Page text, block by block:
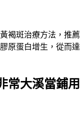
褐斑治療方法，推薦
原蛋白增生，從而達
常大溪當鋪用